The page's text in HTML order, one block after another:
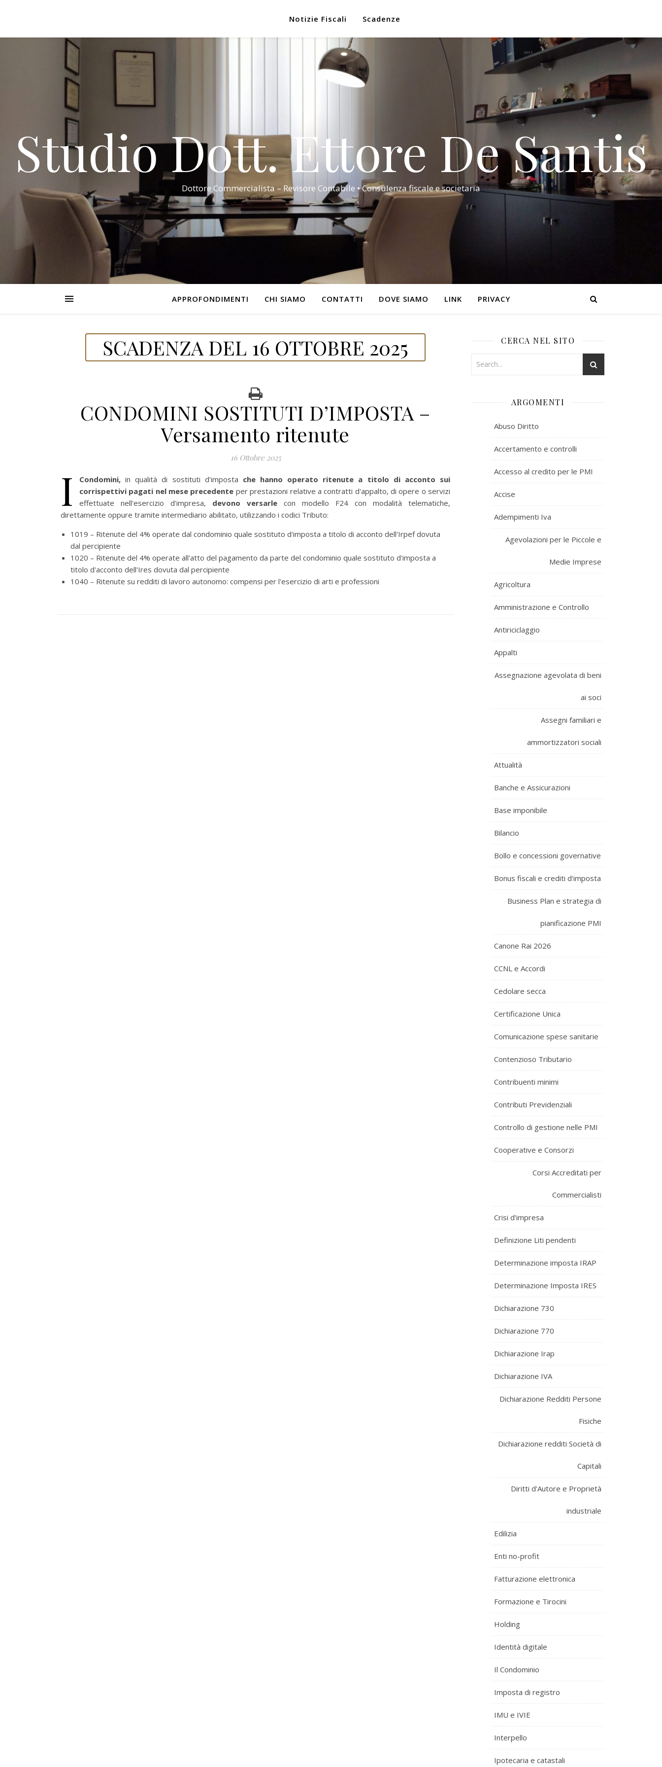
Notizie Fiscali Scadenze
Studio Dott. Ettore De Santis
Dottore Commercialista – Revisore Contabile • Consulenza fiscale e societaria
APPROFONDIMENTI CHI SIAMO CONTATTI DOVE SIAMO LINK PRIVACY
SCADENZA DEL 16 OTTOBRE 2025
CONDOMINI SOSTITUTI D’IMPOSTA –
Versamento ritenute
16 Ottobre 2025
I Condomini, in qualità di sostituti d'imposta che hanno operato ritenute a titolo di acconto sui
corrispettivi pagati nel mese precedente per prestazioni relative a contratti d'appalto, di opere o servizi
effettuate nell'esercizio d'impresa, devono versarle con modello F24 con modalità telematiche,
direttamente oppure tramite intermediario abilitato, utilizzando i codici Tributo:
1019 – Ritenute del 4% operate dal condominio quale sostituto d'imposta a titolo di acconto dell'Irpef dovuta
dal percipiente
1020 – Ritenute del 4% operate all'atto del pagamento da parte del condominio quale sostituto d'imposta a
titolo d'acconto dell'Ires dovuta dal percipiente
1040 – Ritenute su redditi di lavoro autonomo: compensi per l'esercizio di arti e professioni
CERCA NEL SITO
ARGOMENTI
Abuso Diritto
Accertamento e controlli
Accesso al credito per le PMI
Accise
Adempimenti Iva
Agevolazioni per le Piccole e
Medie Imprese
Agricoltura
Amministrazione e Controllo
Antiriciclaggio
Appalti
Assegnazione agevolata di beni
ai soci
Assegni familiari e
ammortizzatori sociali
Attualità
Banche e Assicurazioni
Base imponibile
Bilancio
Bollo e concessioni governative
Bonus fiscali e crediti d'imposta
Business Plan e strategia di
pianificazione PMI
Canone Rai 2026
CCNL e Accordi
Cedolare secca
Certificazione Unica
Comunicazione spese sanitarie
Contenzioso Tributario
Contribuenti minimi
Contributi Previdenziali
Controllo di gestione nelle PMI
Cooperative e Consorzi
Corsi Accreditati per
Commercialisti
Crisi d'impresa
Definizione Liti pendenti
Determinazione imposta IRAP
Determinazione Imposta IRES
Dichiarazione 730
Dichiarazione 770
Dichiarazione Irap
Dichiarazione IVA
Dichiarazione Redditi Persone
Fisiche
Dichiarazione redditi Società di
Capitali
Diritti d'Autore e Proprietà
industriale
Edilizia
Enti no-profit
Fatturazione elettronica
Formazione e Tirocini
Holding
Identità digitale
Il Condominio
Imposta di registro
IMU e IVIE
Interpello
Ipotecaria e catastali